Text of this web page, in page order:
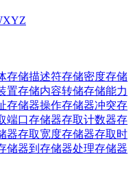
XYZ
存储描述符存储密度存储
置存储内容转储存储能力
存储器操作存储器冲突存
端口存储器存取计数器存
器存取宽度存储器存取时
储器到存储器处理存储器